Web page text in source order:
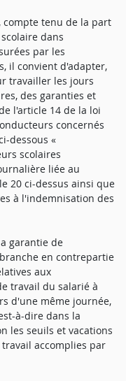
compte tenu de la part
dans
par les
il convient d'adapter,
travailler les jours
des garanties et
l'article 14 de la loi
concernés
dessous «
scolaires
liée au
20 ci-dessus ainsi que
à l'indemnisation des
garantie de
en contrepartie
aux
travail du salarié à
d'une même journée,
à-dire dans la
les seuils et vacations
accomplies par